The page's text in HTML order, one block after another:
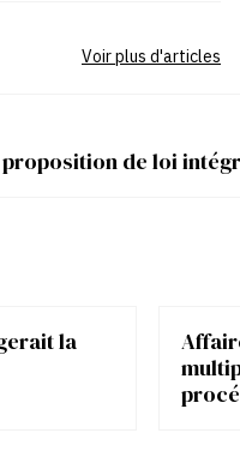
de loi
Voir plus d'articles
la